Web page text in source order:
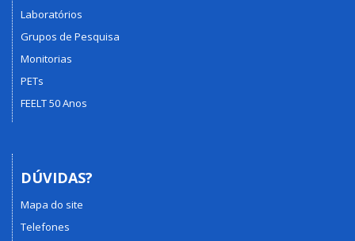
Laboratórios
Grupos de Pesquisa
Monitorias
PETs
FEELT 50 Anos
DÚVIDAS?
Mapa do site
Telefones